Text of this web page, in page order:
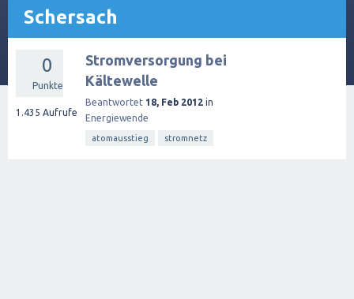
Schersach
0
Punkte
1.435 Aufrufe
Stromversorgung bei
Kältewelle
Beantwortet 18, Feb 2012 in
Energiewende
atomausstieg stromnetz